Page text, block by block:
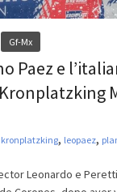
Gf-Mx
Paez e
kronplatzking, leopaez,
Leonardo e